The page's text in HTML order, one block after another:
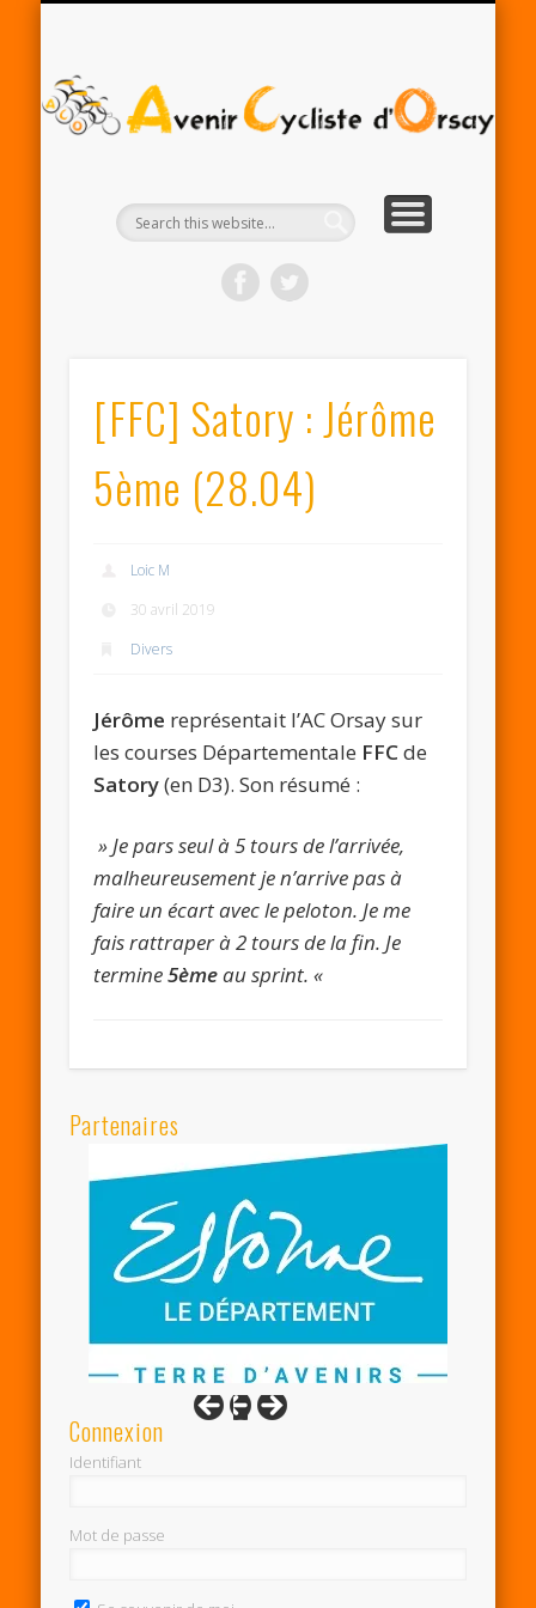
[FFC] Satory : Jérôme
5ème (28.04)
Loic M
30 avril 2019
Divers
Jérôme représentait l’AC Orsay sur
les courses Départementale FFCde
Satory(en D3). Son résumé :
» Je pars seul à 5 tours de l’arrivée,
malheureusement je n’arrive pas à
faire un écart avec le peloton. Je me
fais rattraper à 2 tours de la fin. Je
termine5èmeau sprint. «
Partenaires
Connexion
Identifiant
Mot de passe